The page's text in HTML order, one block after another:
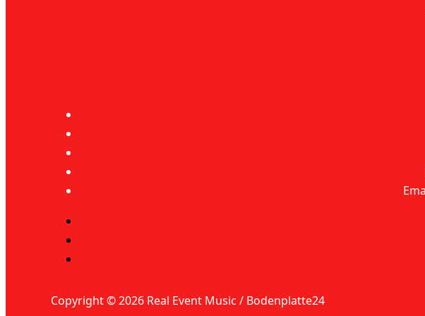
Copyright © 2026 Real Event Music / Bodenplatte24